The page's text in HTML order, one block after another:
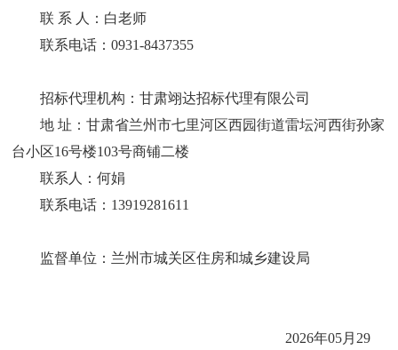
联 系 人：白老师
联系电话：0931-8437355
招标代理机构：甘肃翊达招标代理有限公司
地 址：甘肃省兰州市七里河区西园街道雷坛河西街孙家
台小区16号楼103号商铺二楼
联系人：何娟
联系电话： 13919281611
监督单位：兰州市城关区住房和城乡建设局
2026年05月 29